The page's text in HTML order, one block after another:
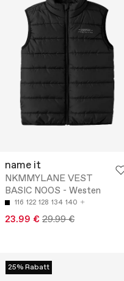
name it
NKMMYLANE VEST
BASIC NOOS - Westen
116 122 128 134 140
23.99 € 29.99 €
25% Rabatt